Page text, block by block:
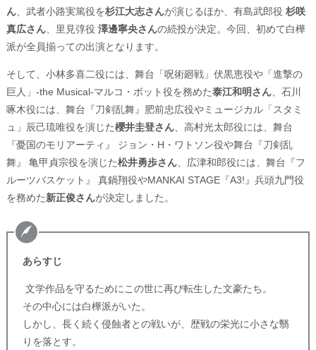
ん、武者小路実篤役を杉江大志さんが演じるほか、有島武郎役 杉咲
真広さん、里見弴役 澤邊寧央さんの続投が決定。今回、初めて白樺
派が全員揃っての出演となります。
そして、小林多喜二役には、舞台「呪術廻戦」伏黒恵役や「進撃の
巨人」-the Musical-マルコ・ボット役を務めた泰江和明さん、石川
啄木役には、舞台『刀剣乱舞』肥前忠広役やミュージカル「スタミ
ュ」辰己琉唯役を演じた櫻井圭登さん、高村光太郎役には、舞台
『憂国のモリアーティ』 ジョン・H・ワトソン役や舞台『刀剣乱
舞』 亀甲貞宗役を演じた松井勇歩さん、広津和郎役には、舞台『フ
ルーツバスケット』 真鍋翔役やMANKAI STAGE『A3!』兵頭九門役
を務めた新正俊さんが決定しました。
あらすじ
文学作品を守るためにこの世に再び転生した文豪たち。
その中心には白樺派がいた。
しかし、長く続く侵蝕者との戦いが、歴戦の栄光に小さな翳
りを落とす。